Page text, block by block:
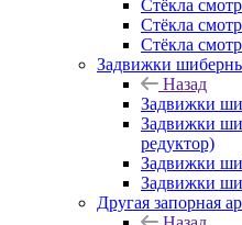
Стёкла
Стёкла
Стёкла
Задвижки
Назад
Задвижки
Задвижки
редуктор)
Задвижки
Задвижки
Другая запорная